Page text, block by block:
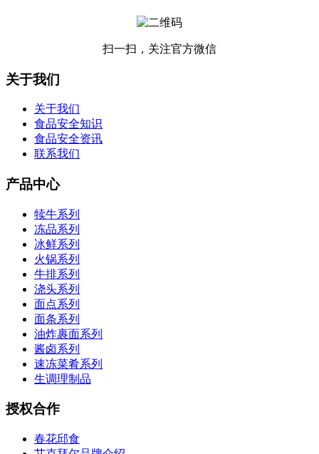
扫一扫，关注官方微信
关于我们
关于我们
食品安全知识
食品安全资讯
联系我们
产品中心
犊牛系列
冻品系列
冰鲜系列
火锅系列
牛排系列
浇头系列
面点系列
面条系列
油炸裹面系列
酱卤系列
速冻菜肴系列
生调理制品
授权合作
春花邱食